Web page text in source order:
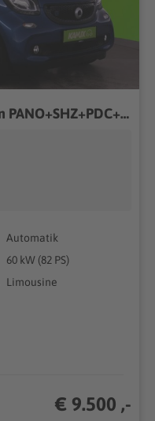
Smart forfour EQ Aut.Passion PANO+SHZ+PDC+TEMPO
Automatik
60 kW (82 PS)
Limousine
€ 9.500 ,-